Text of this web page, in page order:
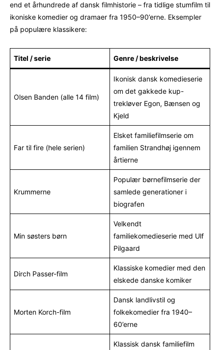
end et århundrede af dansk filmhistorie – fra tidlige stumfilm til
ikoniske komedier og dramaer fra 1950–90’erne. Eksempler
på populære klassikere:
Titel / serie Genre / beskrivelse
Olsen Banden (alle 14 film)
Ikonisk dansk komedieserie
om det gakkede kup-
trekløver Egon, Bænsen og
Kjeld
Far til fire (hele serien)
Elsket familiefilmserie om
familien Strandhøj igennem
årtierne
Krummerne
Populær børnefilmserie der
samlede generationer i
biografen
Min søsters børn
Velkendt
familiekomedieserie med Ulf
Pilgaard
Dirch Passer-film
Klassiske komedier med den
elskede danske komiker
Morten Korch-film
Dansk landlivstil og
folkekomedier fra 1940–
60’erne
Klassisk dansk familiefilm